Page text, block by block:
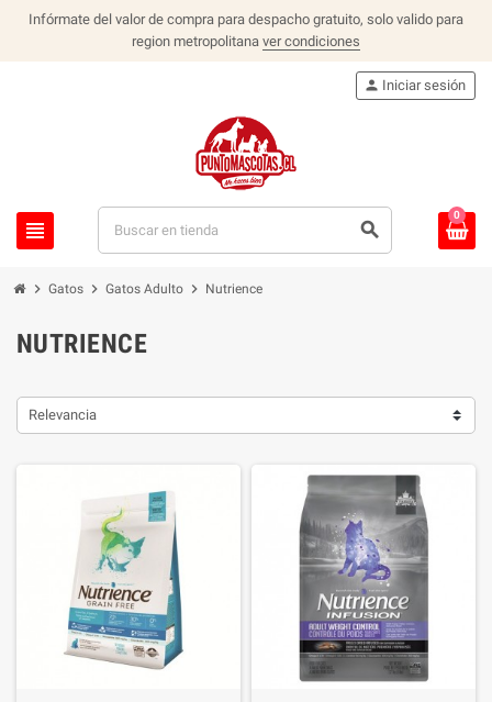
Infórmate del valor de compra para despacho gratuito, solo valido para
region metropolitana ver condiciones
view_headline search
person Iniciar sesión
0
chevron_right Gatos chevron_right Gatos Adulto chevron_right Nutrience
NUTRIENCE
Relevancia